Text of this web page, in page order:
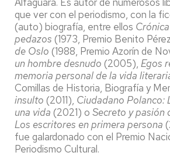
que ver con el periodismo, con la
(auto) biografía, entre ellos
pedazos (1973, Premio Benito
de Oslo (1988, Premio Azorín de
un hombre desnudo (2005), Egos
memoria personal de la vida
Comillas de Historia, Biografía y
insulto (2011), Ciudadano Polanco:
una vida (2021) o Secreto y pasión
Los escritores en primera persona
fue galardonado con el Premio
Periodismo Cultural.